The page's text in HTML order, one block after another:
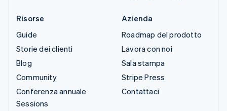
Risorse
Guide
Storie dei clienti
Blog
Community
Conferenza annuale
Sessions
Azienda
Roadmap del prodotto
Lavora con noi
Sala stampa
Stripe Press
Contattaci